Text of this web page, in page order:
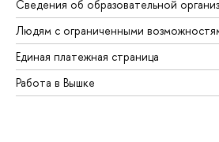
Сведения об образовательной
Людям с ограниченными
Единая платежная страница
Работа в Вышке